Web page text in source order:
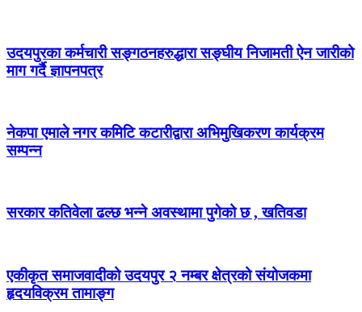
उदयपुरका कर्मचारी सङ्गठनहरुद्धारा सङ्घीय निजामती ऐन जारीको
माग गर्दै ज्ञापनपत्र
नेकपा एमाले नगर कमिटि कटारीद्वारा अभिमुखिकरण कार्यक्रम
सम्पन्न
सरकार कतिवेला ढल्छ भन्ने अवस्थामा पुगेको छ , खतिवडा
एकीकृत समाजवादीको उदयपुर २ नम्बर क्षेत्रको संयोजकमा
हृदयविक्रम तामाङ्ग